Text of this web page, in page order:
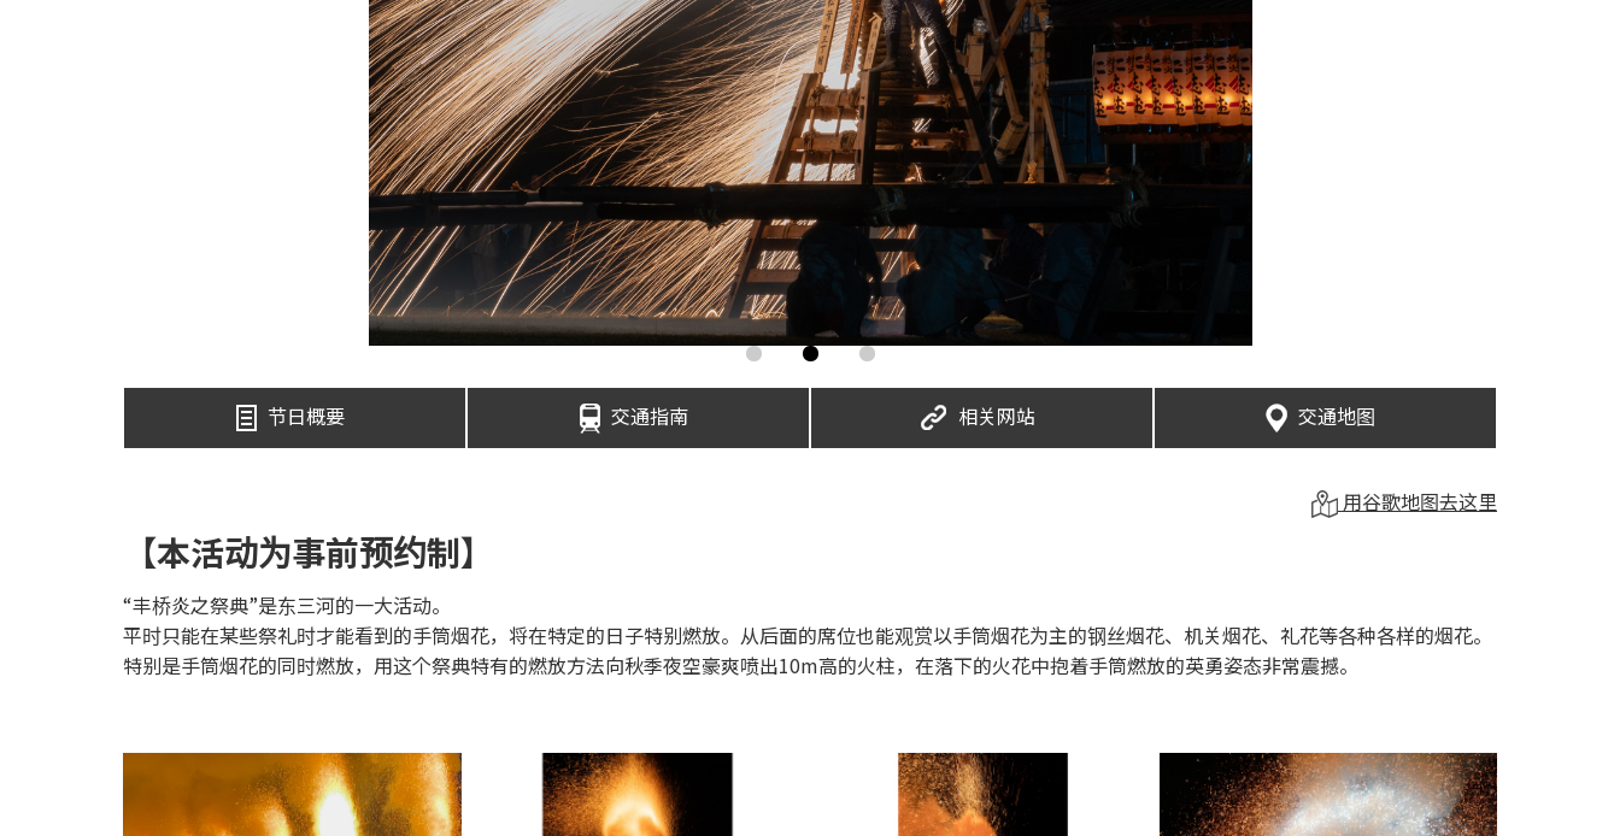
节日概要 交通指南 相关网站 交通地图
用谷歌地图去这里
【本活动为事前预约制】
“丰桥炎之祭典”是东三河的一大活动。
平时只能在某些祭礼时才能看到的手筒烟花，将在特定的日子特别燃放。从后面的席位也能观赏以手筒烟花为主的钢丝烟花、机关烟花、礼花等各种各样的烟花。
特别是手筒烟花的同时燃放，用这个祭典特有的燃放方法向秋季夜空豪爽喷出10m高的火柱，在落下的火花中抱着手筒燃放的英勇姿态非常震撼。